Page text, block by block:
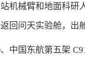
机械臂和地面科研
回问天实验舱，出
国东航第五架